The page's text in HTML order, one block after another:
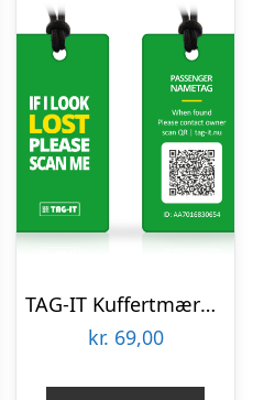
TAG-IT Kuffertmærke – Nyt design – Grøn
kr. 69,00